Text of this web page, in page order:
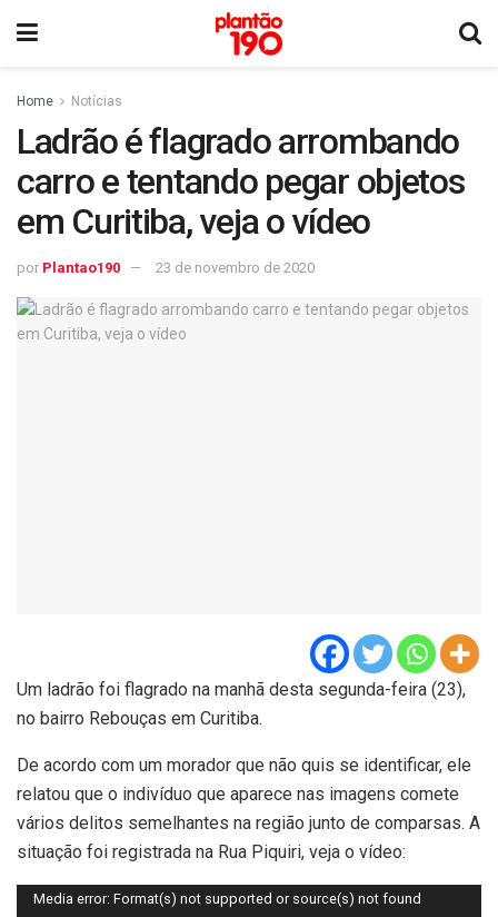
Home Notícias
Ladrão é flagrado arrombando
carro e tentando pegar objetos
em Curitiba, veja o vídeo
por Plantao190 23 de novembro de 2020
Um ladrão foi flagrado na manhã desta segunda-feira (23),
no bairro Rebouças em Curitiba.
De acordo com um morador que não quis se identificar, ele
relatou que o indivíduo que aparece nas imagens comete
vários delitos semelhantes na região junto de comparsas. A
situação foi registrada na Rua Piquiri, veja o vídeo:
Tocador
Media error: Format(s) not supported or source(s) not found